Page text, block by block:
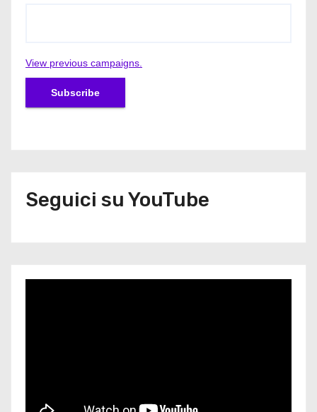
View previous campaigns.
Seguici su YouTube